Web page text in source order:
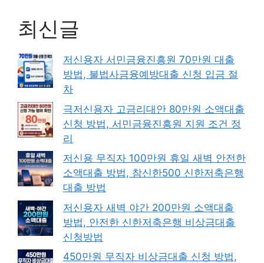
최신글
저신용자 서민금융진흥원 70만원 대출
방법, 불법사금융예방대출 신청 입금 절
차
극저신용자 고금리대안 80만원 소액대출
신청 방법, 서민금융진흥원 지원 조건 정
리
저신용 무직자 100만원 휴일 새벽 안전한
소액대출 방법, 참신한500 신한저축은행
대출 방법
저신용자 새벽 야간 200만원 소액대출
방법, 안전한 신한저축은행 비상금대출
신청방법
450만원 무직자 비상금대출 신청 방법,